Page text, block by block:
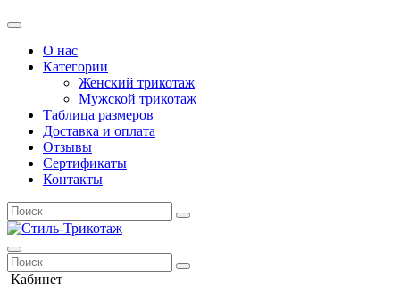
О нас
Категории
Женский трикотаж
Мужской трикотаж
Таблица размеров
Доставка и оплата
Отзывы
Сертификаты
Контакты
Кабинет